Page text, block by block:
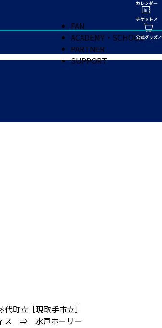
FAN
ACADEMY・SCHOOL
PARTNER
SUPPORT
立［現取手市立］
ス ⇒ 水戸ホーリー